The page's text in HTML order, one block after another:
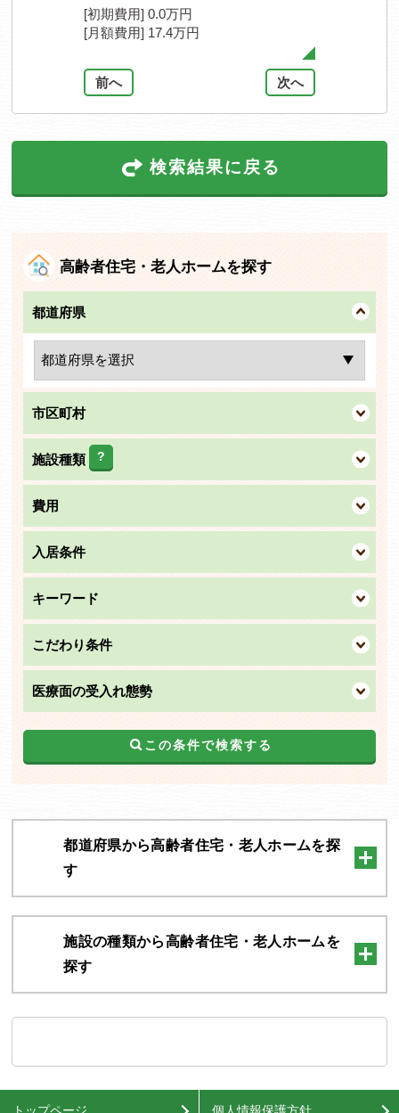
[初期費用] 0.0万円
[月額費用] 17.4万円
前へ 次へ
検索結果に戻る
高齢者住宅・老人ホームを探す
都道府県
市区町村
施設種類 ?
費用
入居条件
キーワード
こだわり条件
医療面の受入れ態勢
この条件で検索する
都道府県から高齢者住宅・老人ホームを探
す
施設の種類から高齢者住宅・老人ホームを
探す